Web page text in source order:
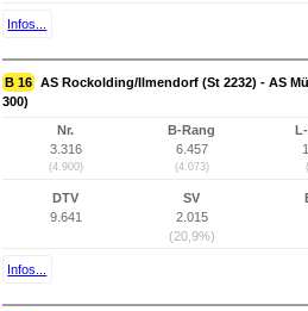
Infos...
B 16 AS Rockolding/Ilmendorf (St 2232) - AS
300)
Nr.
3.316
(4.900)
B-Rang
6.457
(4.073)
DTV
9.641
SV
2.015
(20,9%)
Infos...